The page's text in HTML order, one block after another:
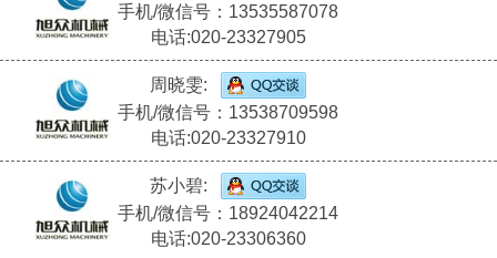
手机/微信号：13535587078
电话:020-23327905
周晓雯:
手机/微信号：13538709598
电话:020-23327910
苏小碧:
手机/微信号：18924042214
电话:020-23306360